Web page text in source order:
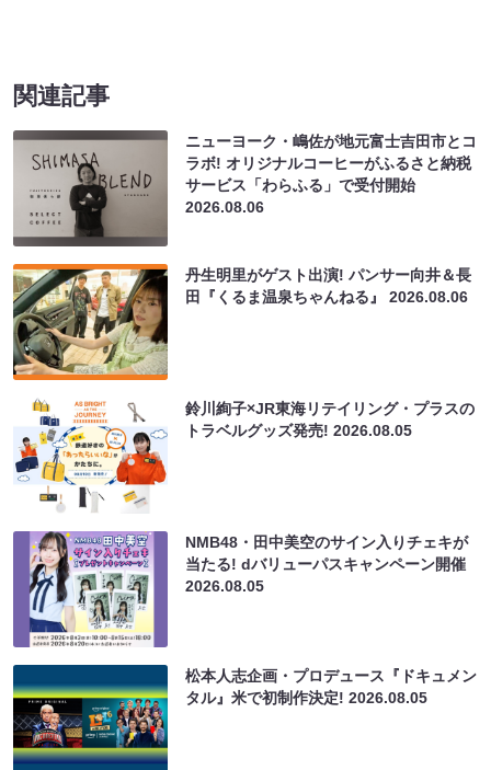
関連記事
ニューヨーク・嶋佐が地元富士吉田市とコ
ラボ! オリジナルコーヒーがふるさと納税
サービス「わらふる」で受付開始
2026.08.06
丹生明里がゲスト出演! パンサー向井＆長
田『くるま温泉ちゃんねる』2026.08.06
鈴川絢子×JR東海リテイリング・プラスの
トラベルグッズ発売!2026.08.05
NMB48・田中美空のサイン入りチェキが
当たる! dバリューパスキャンペーン開催
2026.08.05
松本人志企画・プロデュース『ドキュメン
タル』米で初制作決定!2026.08.05